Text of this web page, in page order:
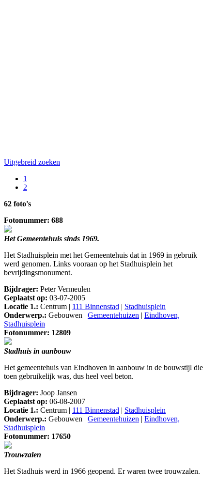
Uitgebreid zoeken
1
2
62 foto's
Fotonummer: 688
Het Gemeentehuis sinds 1969.
Het Stadhuisplein met het Gemeentehuis dat in 1969 in gebruik
werd genomen. Links vooraan op het Stadhuisplein het
bevrijdingsmonument.
Bijdrager: Peter Vermeulen
Geplaatst op: 03-07-2005
Locatie 1.: Centrum | 111 Binnenstad | Stadhuisplein
Onderwerp.: Gebouwen | Gemeentehuizen | Eindhoven,
Stadhuisplein
Fotonummer: 12809
Stadhuis in aanbouw
Het gemeentehuis van Eindhoven in aanbouw in de bouwstijl die
toen gebruikelijk was, dus heel veel beton.
Bijdrager: Joop Jansen
Geplaatst op: 06-08-2007
Locatie 1.: Centrum | 111 Binnenstad | Stadhuisplein
Onderwerp.: Gebouwen | Gemeentehuizen | Eindhoven,
Stadhuisplein
Fotonummer: 17650
Trouwzalen
Het Stadhuis werd in 1966 geopend. Er waren twee trouwzalen.